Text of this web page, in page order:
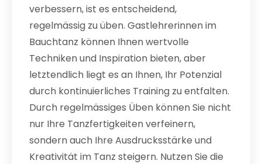
verbessern, ist es entscheidend,
regelmässig zu üben. Gastlehrerinnen im
Bauchtanz können Ihnen wertvolle
Techniken und Inspiration bieten, aber
letztendlich liegt es an Ihnen, Ihr Potenzial
durch kontinuierliches Training zu entfalten.
Durch regelmässiges Üben können Sie nicht
nur Ihre Tanzfertigkeiten verfeinern,
sondern auch Ihre Ausdrucksstärke und
Kreativität im Tanz steigern. Nutzen Sie die